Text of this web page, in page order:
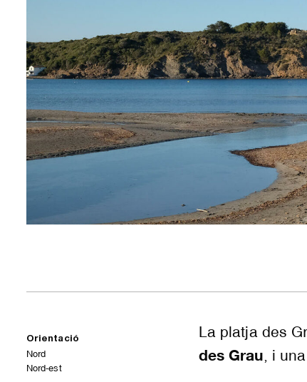
Orientació
Nord
Nord-est
La platja des
des Grau, i